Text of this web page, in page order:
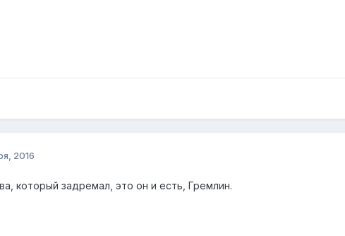
2016
который задремал, это он и есть, Гремлин.